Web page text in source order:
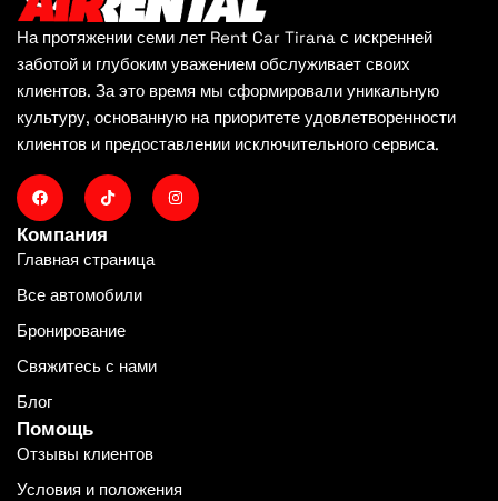
На протяжении семи лет Rent Car Tirana с искренней
заботой и глубоким уважением обслуживает своих
клиентов. За это время мы сформировали уникальную
культуру, основанную на приоритете удовлетворенности
клиентов и предоставлении исключительного сервиса.
Компания
Главная страница
Все автомобили
Бронирование
Свяжитесь с нами
Блог
Помощь
Отзывы клиентов
Условия и положения